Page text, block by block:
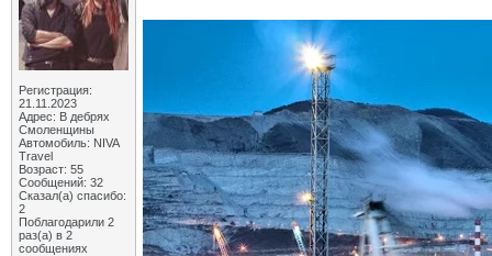
Регистрация:
21.11.2023
Адрес: В дебрях
Смоленщины
Автомобиль: NIVA
Travel
Возраст: 55
Сообщений: 32
Сказал(а) спасибо:
2
Поблагодарили 2
раз(а) в 2
сообщениях